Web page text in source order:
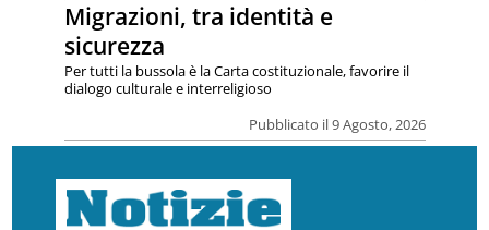
Migrazioni, tra identità e
sicurezza
Pubblicato il 9 Agosto, 2026
Per tutti la bussola è la Carta costituzionale, favorire il
dialogo culturale e interreligioso